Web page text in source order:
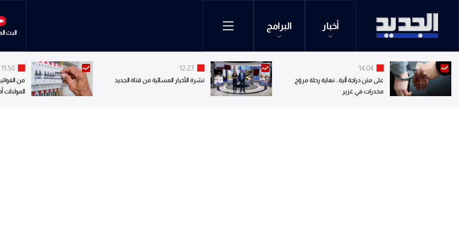
أخبار البرامج
البث
14:04
على متن دراجة آلية.. نهاية رحلة مروّج
مخدرات في غزير
12:27
نشرة الأخبار المسائية من قناة الجديد
11:50
من
المولدات